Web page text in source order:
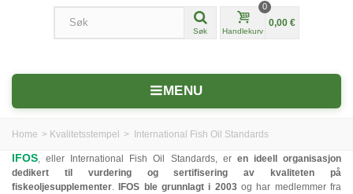
Søk Handlekurv
0
0,00 €
MENU
Home > Kvalitetsstempel > International Fish Oil Standards
IFOS, eller International Fish Oil Standards, er en ideell organisasjon
dedikert til vurdering og sertifisering av kvaliteten på
fiskeoljesupplementer. IFOS ble grunnlagt i 2003og har medlemmer fra